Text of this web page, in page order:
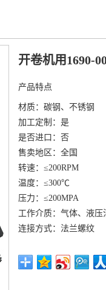
开卷机用1690-
产品特点
材质：碳钢、不锈钢
加工定制：是
是否进口：否
售卖地区：全国
转速：≤200RPM
温度：≤300℃
压力：≤200MPA
工作介质：气体、液压
连接方式：法兰螺纹